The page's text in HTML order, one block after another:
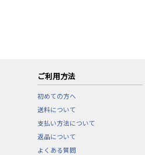
ご利用方法
初めての方へ
送料について
支払い方法について
返品について
よくある質問